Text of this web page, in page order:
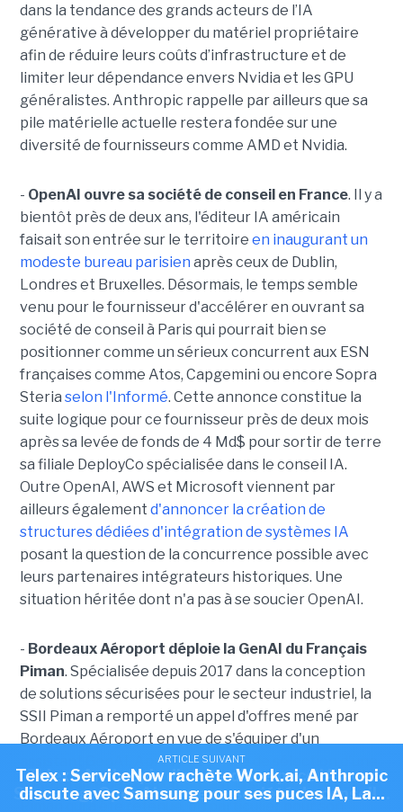
ARTICLE SUIVANT
Telex : Skello lève 200 M€, La Cnil a prononcé 23
sanctions simplifiées depuis début...
ARTICLE SUIVANT
Telex : Anthropic discute d'une puce IA avec
Samsung, OpenAI ouvre sa société de conseil...
dans la tendance des grands acteurs de l’IA
générative à développer du matériel propriétaire
afin de réduire leurs coûts d’infrastructure et de
limiter leur dépendance envers Nvidia et les GPU
généralistes. Anthropic rappelle par ailleurs que sa
pile matérielle actuelle restera fondée sur une
diversité de fournisseurs comme AMD et Nvidia.
- OpenAI ouvre sa société de conseil en France. Il y a
bientôt près de deux ans, l'éditeur IA américain
faisait son entrée sur le territoire en inaugurant un
modeste bureau parisien après ceux de Dublin,
Londres et Bruxelles. Désormais, le temps semble
venu pour le fournisseur d'accélérer en ouvrant sa
société de conseil à Paris qui pourrait bien se
positionner comme un sérieux concurrent aux ESN
françaises comme Atos, Capgemini ou encore Sopra
Steria selon l'Informé. Cette annonce constitue la
suite logique pour ce fournisseur près de deux mois
après sa levée de fonds de 4 Md$ pour sortir de terre
sa filiale DeployCo spécialisée dans le conseil IA.
Outre OpenAI, AWS et Microsoft viennent par
ailleurs également d'annoncer la création de
structures dédiées d'intégration de systèmes IA
posant la question de la concurrence possible avec
leurs partenaires intégrateurs historiques. Une
situation héritée dont n'a pas à se soucier OpenAI.
- Bordeaux Aéroport déploie la GenAI du Français
Piman. Spécialisée depuis 2017 dans la conception
de solutions sécurisées pour le secteur industriel, la
SSII Piman a remporté un appel d'offres mené par
Bordeaux Aéroport en vue de s'équiper d'un
assistant GenAI. Après une phase de sélection d'une
quarantaine de candidats, c'est la solution PI Chat de
Piman qui a été retenue, en particulier pour son
ARTICLE SUIVANT
Telex : ServiceNow rachète Work.ai, Anthropic
discute avec Samsung pour ses puces IA, La...